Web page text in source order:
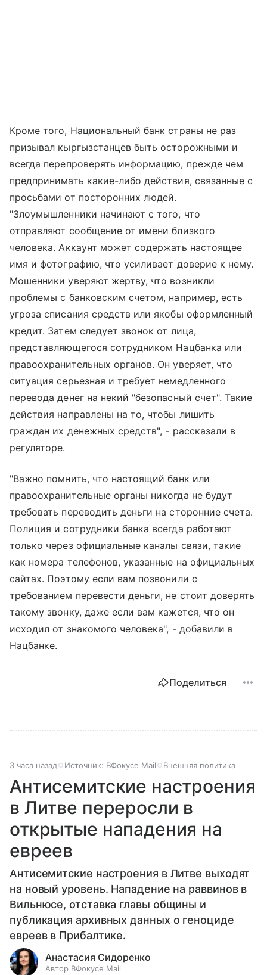
Кроме того, Национальный банк страны не раз
призывал кыргызстанцев быть осторожными и
всегда перепроверять информацию, прежде чем
предпринимать какие-либо действия, связанные с
просьбами от посторонних людей.
"Злоумышленники начинают с того, что
отправляют сообщение от имени близкого
человека. Аккаунт может содержать настоящее
имя и фотографию, что усиливает доверие к нему.
Мошенники уверяют жертву, что возникли
проблемы с банковским счетом, например, есть
угроза списания средств или якобы оформленный
кредит. Затем следует звонок от лица,
представляющегося сотрудником Нацбанка или
правоохранительных органов. Он уверяет, что
ситуация серьезная и требует немедленного
перевода денег на некий "безопасный счет". Такие
действия направлены на то, чтобы лишить
граждан их денежных средств", - рассказали в
регуляторе.
"Важно помнить, что настоящий банк или
правоохранительные органы никогда не будут
требовать переводить деньги на сторонние счета.
Полиция и сотрудники банка всегда работают
только через официальные каналы связи, такие
как номера телефонов, указанные на официальных
сайтах. Поэтому если вам позвонили с
требованием перевести деньги, не стоит доверять
такому звонку, даже если вам кажется, что он
исходил от знакомого человека", - добавили в
Нацбанке.
Поделиться
3 часа назад Источник: ВФокусе Mail Внешняя политика
Антисемитские настроения
в Литве переросли в
открытые нападения на
евреев
Антисемитские настроения в Литве выходят
на новый уровень. Нападение на раввинов в
Вильнюсе, отставка главы общины и
публикация архивных данных о геноциде
евреев в Прибалтике.
Анастасия Сидоренко
Автор ВФокусе Mail